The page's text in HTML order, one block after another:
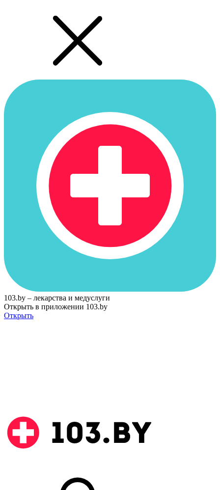
103.by – лекарства и медуслуги
Открыть в приложении 103.by
Открыть